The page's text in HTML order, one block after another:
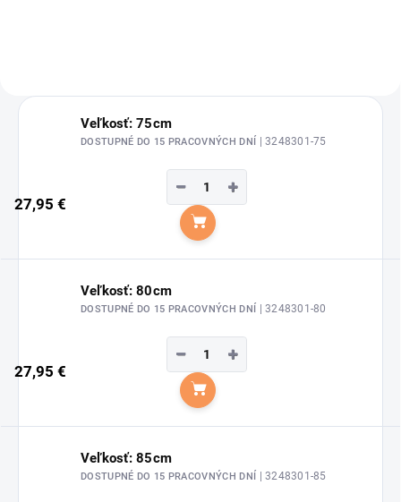
Veľkosť: 75cm
DOSTUPNÉ DO 15 PRACOVNÝCH DNÍ | 3248301-75
27,95 €
+
−
Do košíka
Veľkosť: 80cm
DOSTUPNÉ DO 15 PRACOVNÝCH DNÍ | 3248301-80
27,95 €
+
−
Do košíka
Veľkosť: 85cm
DOSTUPNÉ DO 15 PRACOVNÝCH DNÍ | 3248301-85